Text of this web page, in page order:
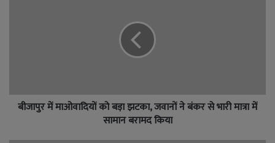
बीजापुर में माओवादियों को बड़ा झटका, जवानों ने बंकर से भारी मात्रा में
सामान बरामद किया